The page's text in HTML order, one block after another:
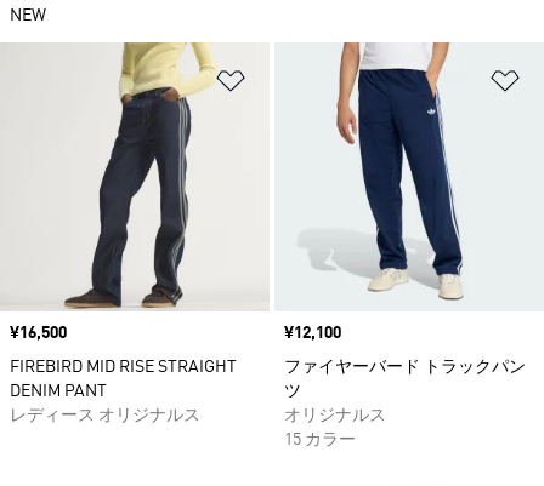
NEW
ほしいものリストに追加
価格
¥16,500
FIREBIRD MID RISE STRAIGHT
DENIM PANT
レディース オリジナルス
価格
¥12,100
ファイヤーバード トラックパン
ツ
オリジナルス
15 カラー